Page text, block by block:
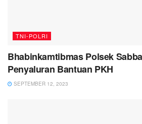
TNI-POLRI
Bhabinkamtibmas Polsek
Penyaluran Bantuan PKH
SEPTEMBER 12, 2023